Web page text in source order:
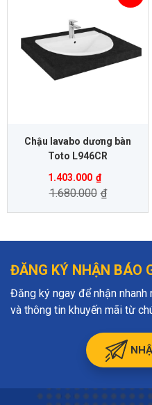
Chậu lavabo dương bàn
Toto L946CR
1.403.000 ₫
1.680.000 ₫
ĐĂNG KÝ NHẬN BÁO
Đăng ký ngay để nhận
và thông tin khuyến mãi từ